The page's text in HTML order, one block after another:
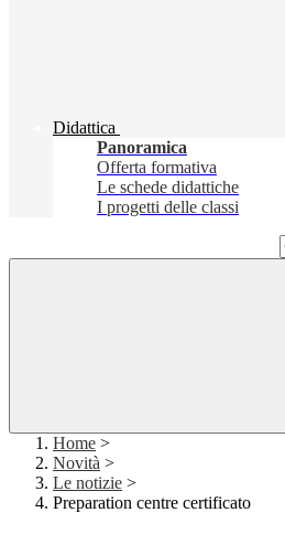
Didattica
Panoramica
Offerta formativa
Le schede didattiche
I progetti delle classi
Home >
Novità >
Le notizie >
Preparation centre certificato